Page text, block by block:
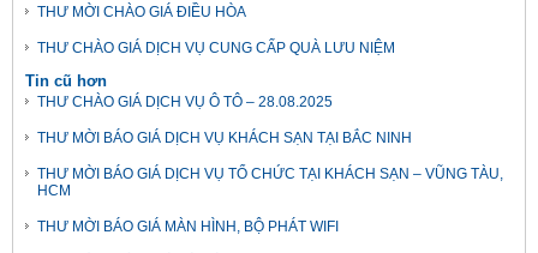
THƯ MỜI CHÀO GIÁ ĐIỀU HÒA
THƯ CHÀO GIÁ DỊCH VỤ CUNG CẤP QUÀ LƯU NIỆM
Tin cũ hơn
THƯ CHÀO GIÁ DỊCH VỤ Ô TÔ – 28.08.2025
THƯ MỜI BÁO GIÁ DỊCH VỤ KHÁCH SẠN TẠI BẮC NINH
THƯ MỜI BÁO GIÁ DỊCH VỤ TỔ CHỨC TẠI KHÁCH SẠN – VŨNG TÀU,
HCM
THƯ MỜI BÁO GIÁ MÀN HÌNH, BỘ PHÁT WIFI